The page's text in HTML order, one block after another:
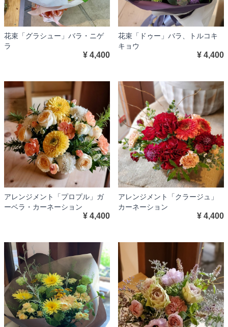
花束「グラシュー」バラ・ニゲ
ラ
¥ 4,400
花束「ドゥー」バラ、トルコキ
キョウ
¥ 4,400
アレンジメント「プロプル」ガ
ーベラ・カーネーション
¥ 4,400
アレンジメント「クラージュ」
カーネーション
¥ 4,400